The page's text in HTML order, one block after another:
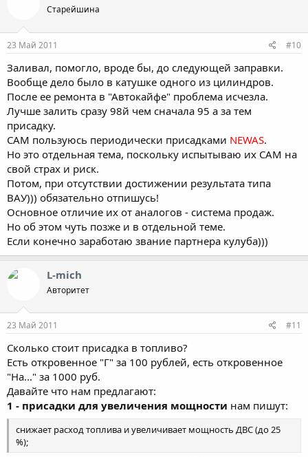
Старейшина
23 Май 2011 #10
Заливал, помогло, вроде бы, до следующей заправки.
Вообще дело было в катушке одного из цилиндров.
После ее ремонта в "Автокайфе" проблема исчезла.
Лучше залить сразу 98й чем сначала 95 а за тем
присадку.
САМ пользуюсь периодически присадками NEWAS.
Но это отдельная тема, поскольку испытываю их САМ на
свой страх и риск.
Потом, при отсутствии достижении результата типа
ВАУ))) обязательно отпишусь!
Основное отличие их от аналогов - система продаж.
Но об этом чуть позже и в отдельной теме.
Если конечно заработаю звание партнера кулуба)))
L-mich
Авторитет
23 Май 2011 #11
Сколько стоит присадка в топливо?
Есть откровенное "Г" за 100 рублей, есть откровенное
"На..." за 1000 руб.
Давайте что нам предлагают:
1 - присадки для увеличения мощности нам пишут:
снижает расход топлива и увеличивает мощность ДВС (до 25
%);